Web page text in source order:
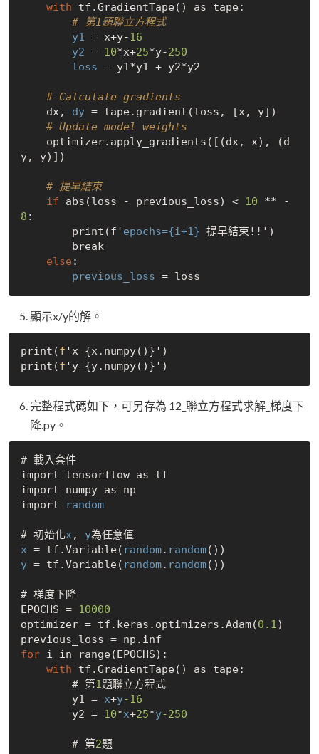
with tf.GradientTape() as tape:
# 第1題聯立方程式
y1 = x+y-16
y2 = 10*x+25*y-250
loss = y1*y1 + y2*y2
# Calculate gradients
    dx,
dy = tape.gradient(loss, [x, y])
# Update model weights
y, y)])
# 提早結束
if abs(loss - previous_loss) < 10 ** -
8 :
        print(f'
epochs={i+1} 提早結束!!')
else :
previous_loss
顯示x/y的解。
print(f 'x={x.numpy()}')
print(f
完整程式碼如下，可另存為 12_聯立方程式求解_梯度下
降.py。
# 載入套件
import tensorflow as tf
import numpy as np
import
random
# 初始化x , y
x = tf.Variable( random. random
y = tf.Variable( random. random())
# 梯度下降
EPOCHS = 10000
optimizer = tf.keras.optimizers.Adam(0.1)
for i in range(EPOCHS):
with tf.GradientTape() as tape:
        # 第
1題聯立方程式
        y1 =
x+y-16
        y2 =
10*x+25*y-250
        # 第
2題